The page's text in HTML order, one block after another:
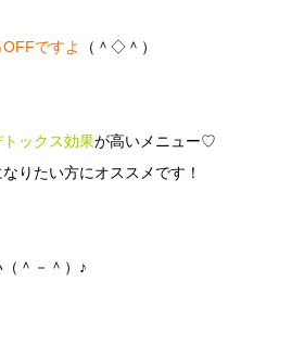
ですよ （＾◇＾）
トックス効果が高いメニュー♡
りたい方にオススメです！
＾－＾）♪